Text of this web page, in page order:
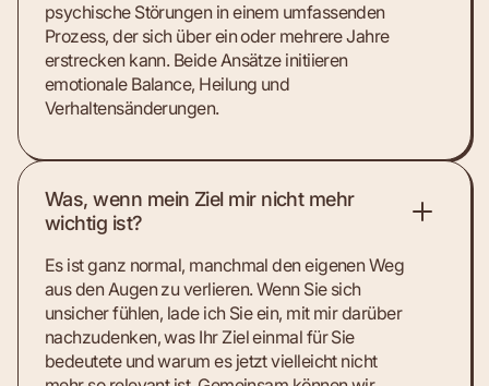
psychische Störungen in einem umfassenden
Prozess, der sich über ein oder mehrere Jahre
erstrecken kann. Beide Ansätze initiieren
emotionale Balance, Heilung und
Verhaltensänderungen.
Was, wenn mein Ziel mir nicht mehr
wichtig ist?
Es ist ganz normal, manchmal den eigenen Weg
aus den Augen zu verlieren. Wenn Sie sich
unsicher fühlen, lade ich Sie ein, mit mir darüber
nachzudenken, was Ihr Ziel einmal für Sie
bedeutete und warum es jetzt vielleicht nicht